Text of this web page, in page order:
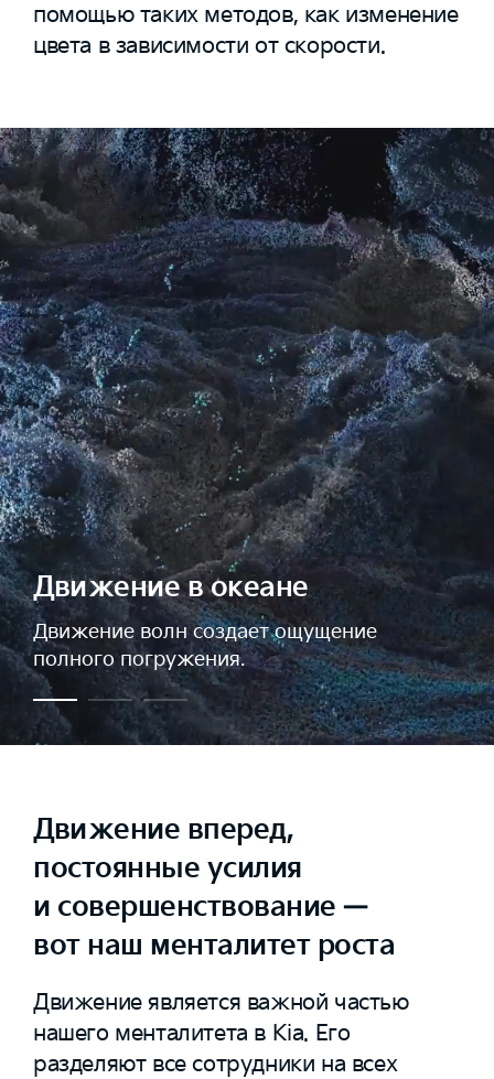
помощью таких методов, как изменение
цвета в зависимости от скорости.
Движение в океане
Движение волн создает ощущение
полного погружения.
Движение вперед,
постоянные усилия
и совершенствование —
вот наш менталитет роста
Движение является важной частью
нашего менталитета в Kia. Его
разделяют все сотрудники на всех